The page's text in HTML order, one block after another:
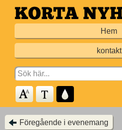
Hoppa
till
Hem
kontakt
Search
for:
Föregående i evenemang